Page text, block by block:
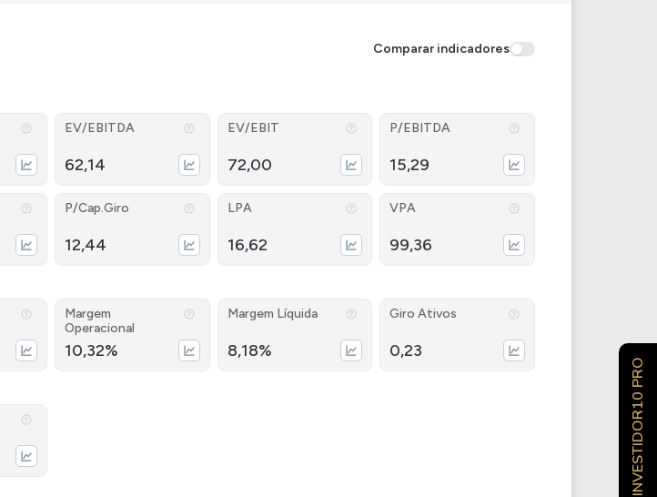
Comparar indicadores
EV/EBITDA
62,14
EV/EBIT
72,00
P/EBITDA
15,29
P/Cap.Giro
12,44
LPA
16,62
VPA
99,36
Margem
Operacional
10,32%
Margem Líquida
8,18%
Giro Ativos
0,23
INVESTIDOR10 PRO